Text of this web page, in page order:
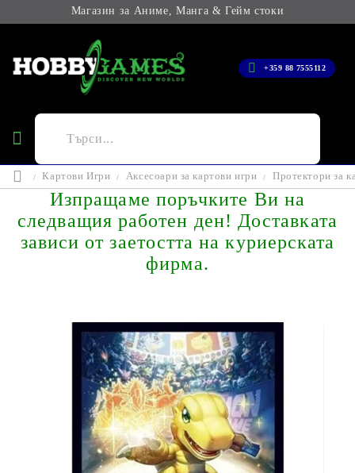
Магазин за Аниме, Манга & Гейм стоки
+359 88 7555112
Картови Игри Аксесоари за картови игри Протектори за
Изпращаме поръчките Ви на
следващия работен ден! Доставката
зависи от заетостта на куриерската
фирма.